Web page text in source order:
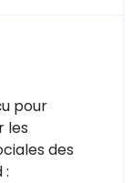
pour
les
des
: